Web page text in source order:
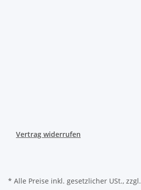
Vertrag widerrufen
* Alle Preise inkl. gesetzlicher USt., zzgl.